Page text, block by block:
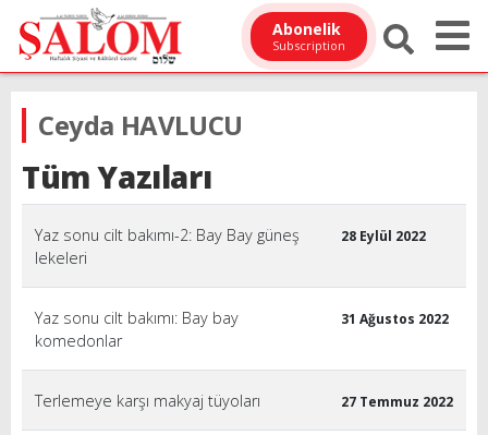
Abonelik
Subscription
Ceyda HAVLUCU
Tüm Yazıları
Yaz sonu cilt bakımı-2: Bay Bay güneş
lekeleri
28 Eylül 2022
Yaz sonu cilt bakımı: Bay bay
komedonlar
31 Ağustos 2022
Terlemeye karşı makyaj tüyoları 27 Temmuz 2022